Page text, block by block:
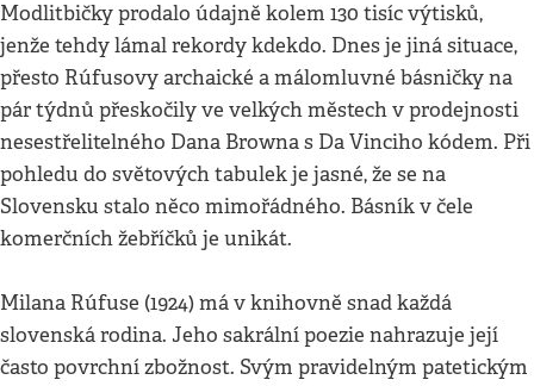
Modlitbičky prodalo údajně kolem 130 tisíc výtisků,
jenže tehdy lámal rekordy kdekdo. Dnes je jiná situace,
přesto Rúfusovy archaické a málomluvné básničky na
pár týdnů přeskočily ve velkých městech v prodejnosti
nesestřelitelného Dana Browna s Da Vinciho kódem. Při
pohledu do světových tabulek je jasné, že se na
Slovensku stalo něco mimořádného. Básník v čele
komerčních žebříčků je unikát.
Milana Rúfuse (1924) má v knihovně snad každá
slovenská rodina. Jeho sakrální poezie nahrazuje její
často povrchní zbožnost. Svým pravidelným patetickým